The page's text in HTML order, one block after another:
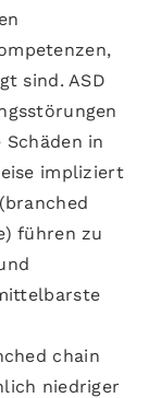
sind. ASD
in
impliziert
führen zu
chain
niedriger